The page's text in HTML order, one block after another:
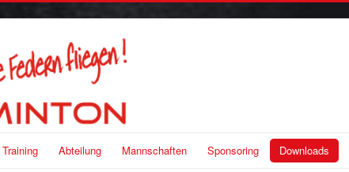
Training Abteilung Mannschaften Sponsoring Downloads